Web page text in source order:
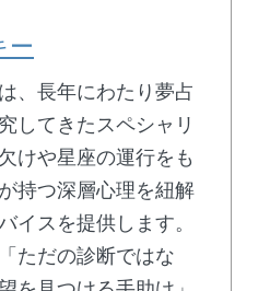
ー
、長年にわたり夢占
してきたスペシャリ
けや星座の運行をも
持つ深層心理を紐解
イスを提供します。
ただの診断ではな